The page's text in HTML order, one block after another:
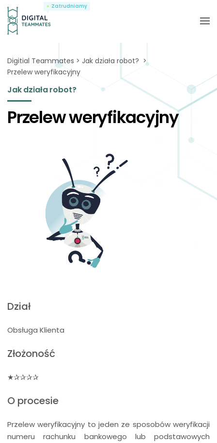
Zatrudniamy
Digitial Teammates
Jak działa robot?
Przelew weryfikacyjny
Jak działa robot?
Przelew weryfikacyjny
Dział
Obsługa Klienta
Złożoność
★✰✰✰✰
O procesie
Przelew weryfikacyjny to jeden ze sposobów weryfikacji
numeru rachunku bankowego lub podstawowych